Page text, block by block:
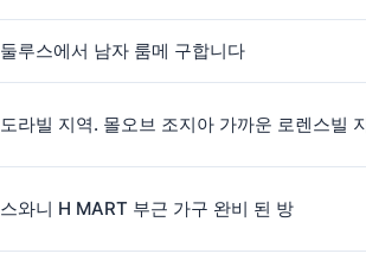
둘루스에서 남자 룸메 구합니다
스와니 H MART 부근 가구 완비 된 방